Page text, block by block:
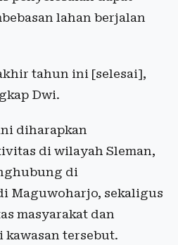
lahan berjalan
tahun ini [selesai],
Dwi.
diharapkan
di wilayah Sleman,
di
Maguwoharjo, sekaligus
masyarakat dan
tersebut.